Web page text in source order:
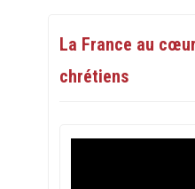
La France au
chrétiens